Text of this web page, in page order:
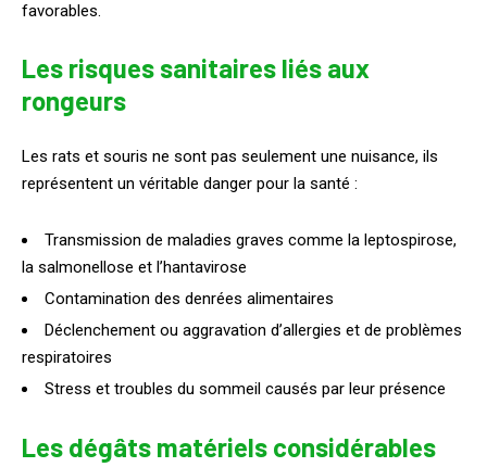
favorables.
Les risques sanitaires liés aux
rongeurs
Les rats et souris ne sont pas seulement une nuisance, ils
représentent un véritable danger pour la santé :
Transmission de maladies graves comme la leptospirose,
la salmonellose et l’hantavirose
Contamination des denrées alimentaires
Déclenchement ou aggravation d’allergies et de problèmes
respiratoires
Stress et troubles du sommeil causés par leur présence
Les dégâts matériels considérables